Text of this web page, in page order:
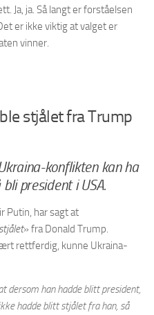
Ja, ja. Så langt er forståelsen
er ikke viktig at valget er
vinner.
stjålet fra Trump
konflikten kan ha
president i USA.
Putin, har sagt at
stjålet» fra Donald Trump.
rettferdig, kunne Ukraina-
dersom han hadde blitt president,
hadde blitt stjålet fra han, så